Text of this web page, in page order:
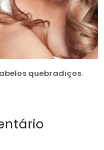
quebradiços.